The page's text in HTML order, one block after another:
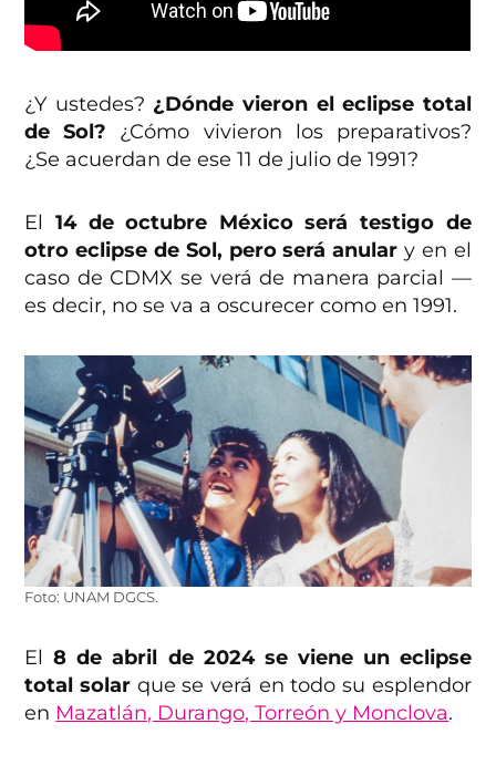
¿Y ustedes? ¿Dónde vieron el eclipse total
de Sol? ¿Cómo vivieron los preparativos?
¿Se acuerdan de ese 11 de julio de 1991?
El14 de octubre México será testigo de
otro eclipse de Sol, pero será anular y en el
caso de CDMX se verá de manera parcial —
es decir, no se va a oscurecer como en 1991.
Foto: UNAM DGCS.
El8 de abril de 2024 se viene un eclipse
total solar que se verá en todo su esplendor
en Mazatlán, Durango, Torreón y Monclova.